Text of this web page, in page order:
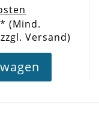
(Mind.
Versand)